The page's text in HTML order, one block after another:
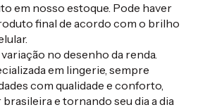
em nosso estoque. Pode haver
final de acordo com o brilho
no desenho da renda.
em lingerie, sempre
com qualidade e conforto,
e tornando seu dia a dia